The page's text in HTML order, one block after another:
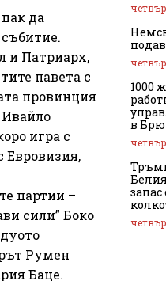
да
и Патриарх,
павета с
провинция
игра с
Евровизия,
партии –
сили” Боко
Румен
Баце.
1000
в